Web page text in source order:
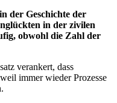
der Geschichte der
in der zivilen
obwohl die Zahl der
verankert, dass
immer wieder Prozesse